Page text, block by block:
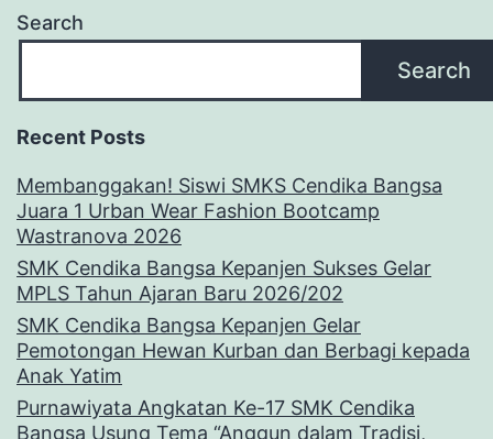
Search
Search
Recent Posts
Membanggakan! Siswi SMKS Cendika Bangsa
Juara 1 Urban Wear Fashion Bootcamp
Wastranova 2026
SMK Cendika Bangsa Kepanjen Sukses Gelar
MPLS Tahun Ajaran Baru 2026/202
SMK Cendika Bangsa Kepanjen Gelar
Pemotongan Hewan Kurban dan Berbagi kepada
Anak Yatim
Purnawiyata Angkatan Ke-17 SMK Cendika
Bangsa Usung Tema “Anggun dalam Tradisi,